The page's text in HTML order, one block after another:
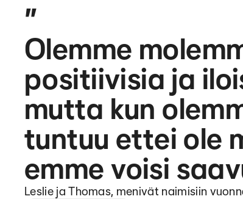
”
Olemme
positiivisia ja
mutta kun
tuntuu ettei ole
emme voisi
Leslie ja Thomas, menivät naimisiin